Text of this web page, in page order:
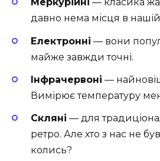
Меркурійні — класика
давно нема місця в нашій
Електронні — вони
майже завжди точні.
Інфрачервоні —
Вимірює температуру
Скляні — для
ретро. Але хто з нас не
колись?